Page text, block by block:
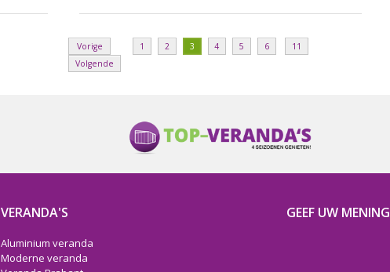
Vorige 1 2 3 4 5 6
11
Volgende
VERANDA'S
Aluminium veranda
Moderne veranda
GEEF UW MENING